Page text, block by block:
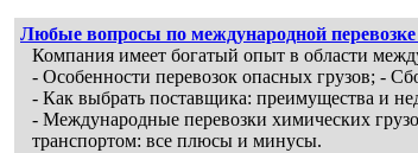
Любые вопросы по международной перевозке
Компания имеет богатый опыт в области
- Особенности перевозок опасных грузов; -
- Как выбрать поставщика: преимущества и
- Международные перевозки химических
транспортом: все плюсы и минусы.